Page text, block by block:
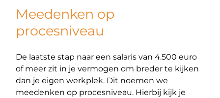
Meedenken op
procesniveau
De laatste stap naar een salaris van 4.500 euro
of meer zit in je vermogen om breder te kijken
dan je eigen werkplek. Dit noemen we
meedenken op procesniveau. Hierbij kijk je